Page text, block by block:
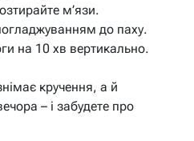
м’язи.
до паху.
на 10 хв вертикально.
кручення, а й
– і забудете про